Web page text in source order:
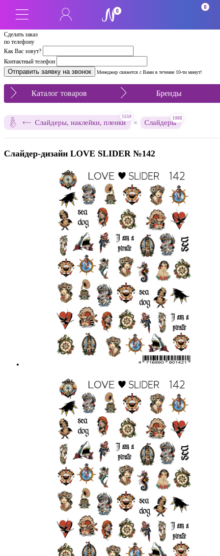
Сделать заказ
по телефону
Как Вас зовут?
Контактный телефон
Менеджер свяжется с Вами в течение 10-ти минут!
0
0
Каталог товаров Бренды
Слайдеры, наклейки, пленки
1559
× Слайдеры
1088
Слайдер-дизайн LOVE SLIDER №142